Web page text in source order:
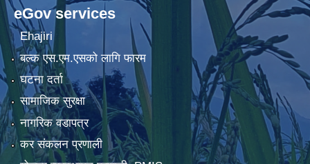
eGov services
Ehajiri
बल्क एस.एम.एसको लागि फारम
घटना दर्ता
सामाजिक सुरक्षा
नागरिक वडापत्र
कर संकलन प्रणाली